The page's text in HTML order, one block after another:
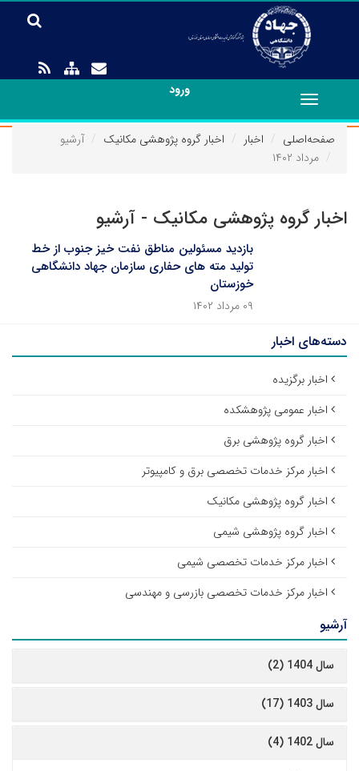
ورود
Toggle
navigation
صفحه‌اصلی
اخبار اخبار گروه پژوهشی مکانیک
آرشیو
مرداد ۱۴۰۲
اخبار گروه پژوهشی مکانیک - آرشیو
بازدید مسئولین مناطق نفت خیز جنوب از خط
تولید مته های حفاری سازمان جهاد دانشگاهی
خوزستان
۰۹ مرداد ۱۴۰۲
دسته‌های اخبار
اخبار برگزیده
اخبار عمومی پژوهشکده
اخبار گروه پژوهشی برق
اخبار مرکز خدمات تخصصی برق و کامپیوتر
اخبار گروه پژوهشی مکانیک
اخبار گروه پژوهشی شیمی
اخبار مرکز خدمات تخصصی شیمی
اخبار مرکز خدمات تخصصی بازرسی و مهندسی
آرشیو
سال 1404 (2)
سال 1403 (17)
سال 1402 (4)